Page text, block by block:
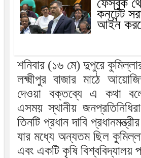
ফেসবুক
কনটেন্ট
আইন
শনিবার (১৬ মে) দুপুরে
লক্ষ্মীপুর বাজার মাঠে
দেওয়া বক্তব্যে এ কথা
এসময় স্থানীয় জনপ্রতিনিধিরা
তিনটি প্রধান দাবি
যার মধ্যে অন্যতম ছিল
এবং একটি কৃষি বিশ্ববিদ্যালয়